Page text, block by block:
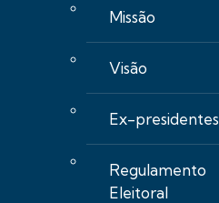
Missão
Visão
Ex-presidentes
Regulamento
Eleitoral